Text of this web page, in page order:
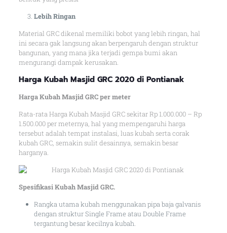
Lebih Ringan
Material GRC dikenal memiliki bobot yang lebih ringan, hal
ini secara gak langsung akan berpengaruh dengan struktur
bangunan, yang mana jika terjadi gempa bumi akan
mengurangi dampak kerusakan.
Harga Kubah Masjid GRC 2020 di Pontianak
Harga Kubah Masjid GRC per meter
Rata-rata Harga Kubah Masjid GRC sekitar Rp 1.000.000 – Rp
1.500.000 per meternya, hal yang mempengaruhi harga
tersebut adalah tempat instalasi, luas kubah serta corak
kubah GRC, semakin sulit desainnya, semakin besar
harganya.
Spesifikasi Kubah Masjid GRC.
Rangka utama kubah menggunakan pipa baja galvanis
dengan struktur Single Frame atau Double Frame
tergantung besar kecilnya kubah.